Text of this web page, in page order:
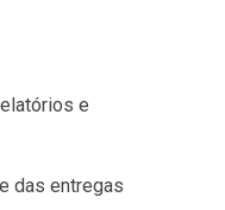
e
das entregas